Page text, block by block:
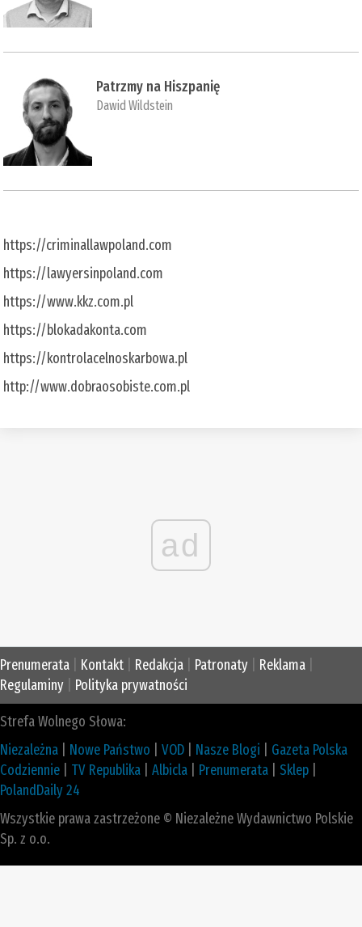
Patrzmy na Hiszpanię
Dawid Wildstein
https://criminallawpoland.com
https://lawyersinpoland.com
https://www.kkz.com.pl
https://blokadakonta.com
https://kontrolacelnoskarbowa.pl
http://www.dobraosobiste.com.pl
ad
Prenumerata Kontakt Redakcja Patronaty Reklama
Regulaminy
Polityka prywatności
Strefa Wolnego Słowa:
Niezależna
Nowe Państwo VOD Nasze Blogi
Gazeta Polska
Codziennie
TV Republika Albicla Prenumerata Sklep
PolandDaily 24
Wszystkie prawa zastrzeżone © Niezależne Wydawnictwo Polskie
Sp. z o.o.